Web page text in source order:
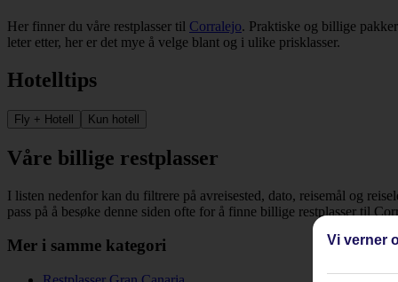
Her finner du våre restplasser til Corralejo. Praktiske og billige
leter etter, her er det mye å velge blant og i ulike prisklasser.
Hotelltips
Fly + Hotell Kun hotell
Våre billige restplasser
I listen nedenfor kan du filtrere på avreisested, dato, reisemål og
pass på å besøke denne siden ofte for å finne billige restplasser til
Mer i samme kategori Vi verner